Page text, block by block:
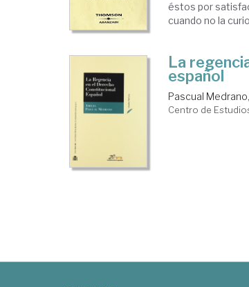
éstos por
cuando no la
La
español
Pascual
Centro de